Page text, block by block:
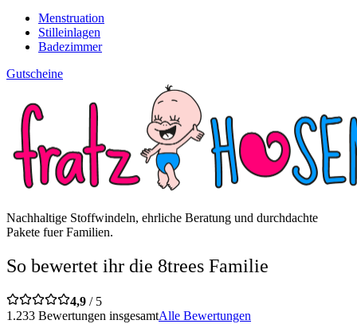
Menstruation
Stilleinlagen
Badezimmer
Gutscheine
Nachhaltige Stoffwindeln, ehrliche Beratung und durchdachte
Pakete fuer Familien.
So bewertet ihr die 8trees Familie
4,9 / 5
1.233 Bewertungen insgesamtAlle Bewertungen